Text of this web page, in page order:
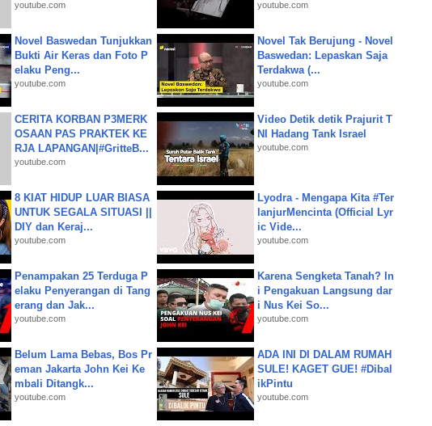
youtube.com youtube.com
Novel Baswedan Tunjukkan
Bukti Air Keras dan Foto P
elaku Peng...
youtube.com
Novel Tak Berujung - Novel
Baswedan: Lepaskan Saja
Terdakwa (...
youtube.com
CERITA KORBAN P3MERK
OSAAN PAS PRAKTEK KE
RJA LAPANGAN|#GritteB...
youtube.com
Video Detik detik Prajurit T
NI Hadang Tank Israel
youtube.com
8 KIAT HIDUP LUAR BIASA
UNTUK SEGALA SITUASI ||
DIY dan Keraj...
youtube.com
Lyodra - Mengapa Kita #Ter
lanjurMencinta (Official Lyr
ic Vide...
youtube.com
Penampakan 25 Terduga P
elaku Penyerangan di Tang
erang dan Jak...
youtube.com
Karena Sengketa Tanah? In
i Pengakuan Langsung dar
i Nus Kei So...
youtube.com
Belum Lama Bebas, Bos Pr
eman Jakarta John Kei Ke
mbali Ditangk...
youtube.com
ADA INI DI DALAM RUMAH
SULE! KAGET GUE! #Dibal
ikPintu
youtube.com